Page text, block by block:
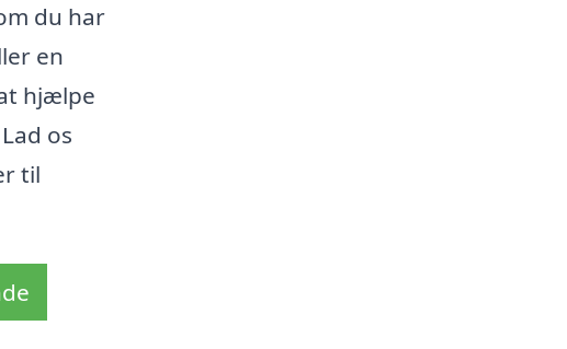
du har
en
hjælpe
os
til